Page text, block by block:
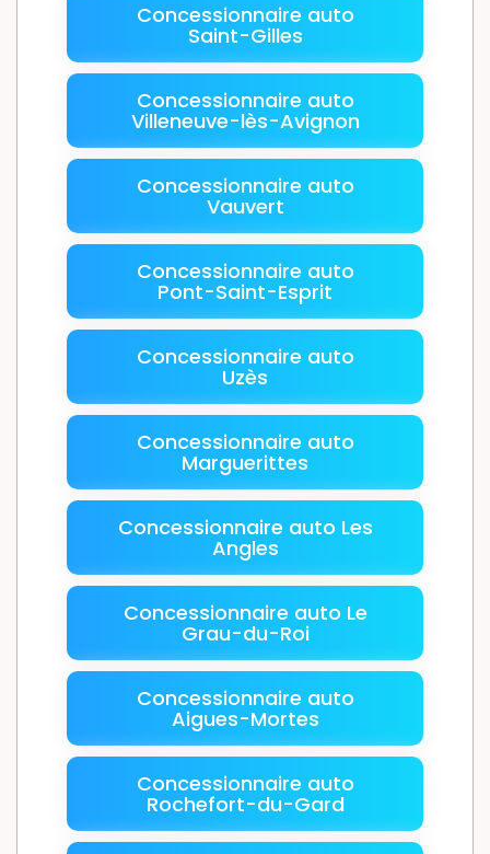
Concessionnaire auto
Saint-Gilles
Concessionnaire auto
Villeneuve-lès-Avignon
Concessionnaire auto
Vauvert
Concessionnaire auto
Pont-Saint-Esprit
Concessionnaire auto
Uzès
Concessionnaire auto
Marguerittes
Concessionnaire auto Les
Angles
Concessionnaire auto Le
Grau-du-Roi
Concessionnaire auto
Aigues-Mortes
Concessionnaire auto
Rochefort-du-Gard